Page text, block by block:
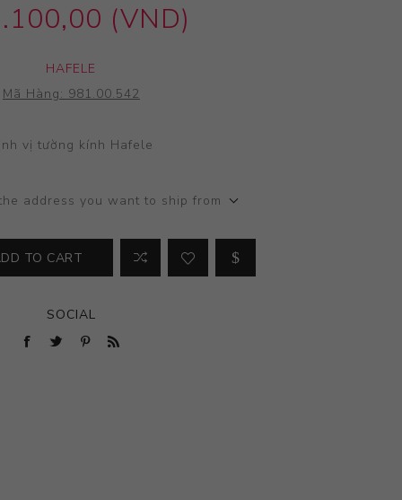
(VND)
HAFELE
Mã Hàng: 981.00.542
vị tường kính Hafele
address you want to ship from
TO CART
SOCIAL